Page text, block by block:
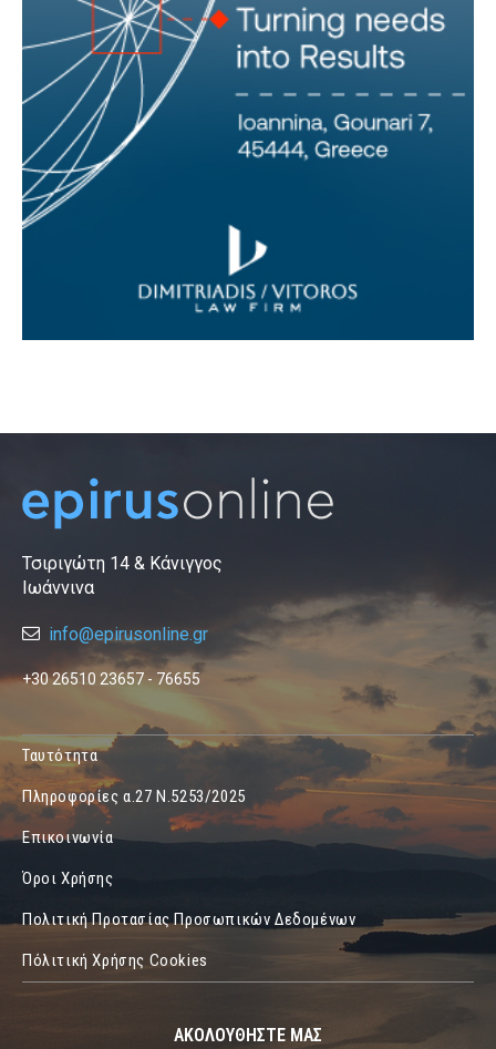
Τσιριγώτη 14 & Κάνιγγος
Ιωάννινα
info@epirusonline.gr
+30 26510 23657 - 76655
Ταυτότητα
Πληροφορίες α.27 Ν.5253/2025
Επικοινωνία
Όροι Χρήσης
Πολιτική Προτασίας Προσωπικών Δεδομένων
Πόλιτική Χρήσης Cookies
ΑΚΟΛΟΥΘΗΣΤΕ ΜΑΣ